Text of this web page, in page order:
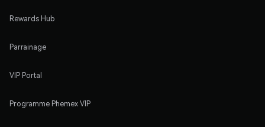
Rewards Hub
Parrainage
VIP Portal
Programme Phemex VIP